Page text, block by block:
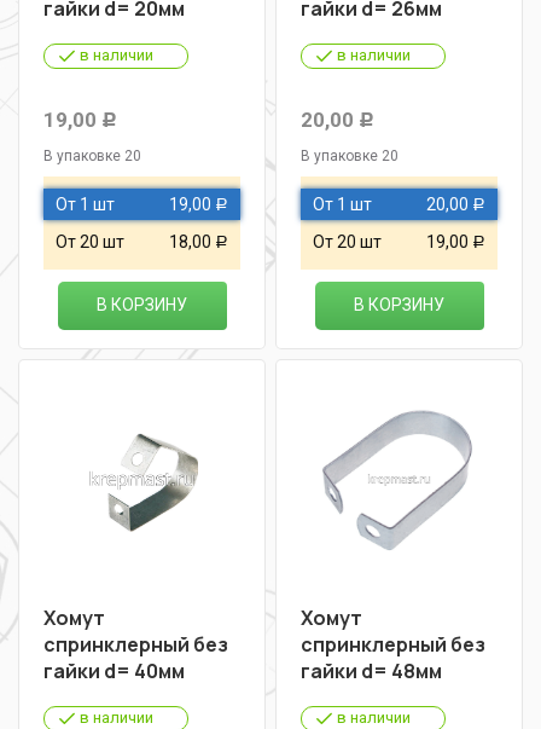
гайки d= 20мм
в наличии
19,00 Р
В упаковке 20
От 1 шт 19,00 Р
От 20 шт 18,00 Р
В КОРЗИНУ
гайки d= 26мм
в наличии
20,00 Р
В упаковке 20
От 1 шт 20,00 Р
От 20 шт 19,00 Р
В КОРЗИНУ
Хомут
спринклерный без
гайки d= 40мм
в наличии
Хомут
спринклерный без
гайки d= 48мм
в наличии